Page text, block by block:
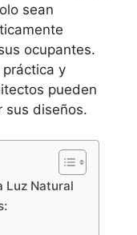
sean
ocupantes.
y
pueden
sus diseños.
Luz Natural